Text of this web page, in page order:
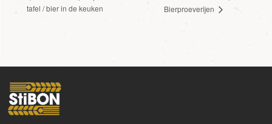
tafel / bier in de keuken
Bierproeverijen